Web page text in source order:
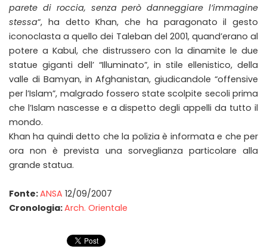
parete di roccia, senza però danneggiare l’immagine
stessa“, ha detto Khan, che ha paragonato il gesto
iconoclasta a quello dei Taleban del 2001, quand’erano al
potere a Kabul, che distrussero con la dinamite le due
statue giganti dell’ “Illuminato”, in stile ellenistico, della
valle di Bamyan, in Afghanistan, giudicandole “offensive
per l’Islam”, malgrado fossero state scolpite secoli prima
che l’Islam nascesse e a dispetto degli appelli da tutto il
mondo.
Khan ha quindi detto che la polizia è informata e che per
ora non è prevista una sorveglianza particolare alla
grande statua.
Fonte:ANSA 12/09/2007
Cronologia:Arch. Orientale